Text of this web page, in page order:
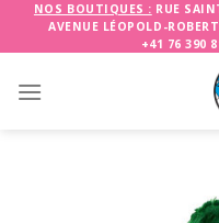
NOS BOUTIQUES : RUE
AVENUE LÉOPOLD-
+41 76 390